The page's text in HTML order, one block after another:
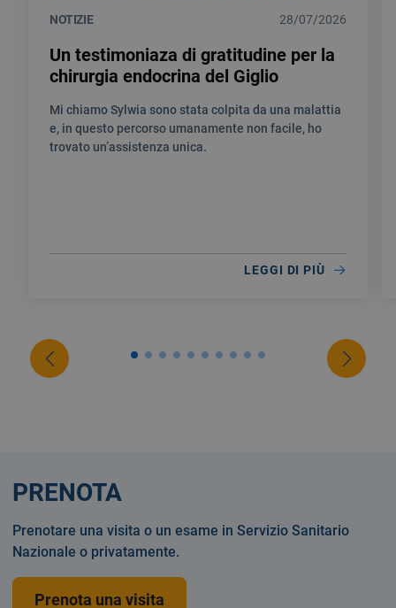
NOTIZIE 28/07/2026
Un testimoniaza di gratitudine per la
chirurgia endocrina del Giglio
Mi chiamo Sylwia sono stata colpita da una malattia
e, in questo percorso umanamente non facile, ho
trovato un’assistenza unica.
LEGGI DI PIÙ
PRENOTA
Prenotare una visita o un esame in Servizio Sanitario
Nazionale o privatamente.
Prenota una visita